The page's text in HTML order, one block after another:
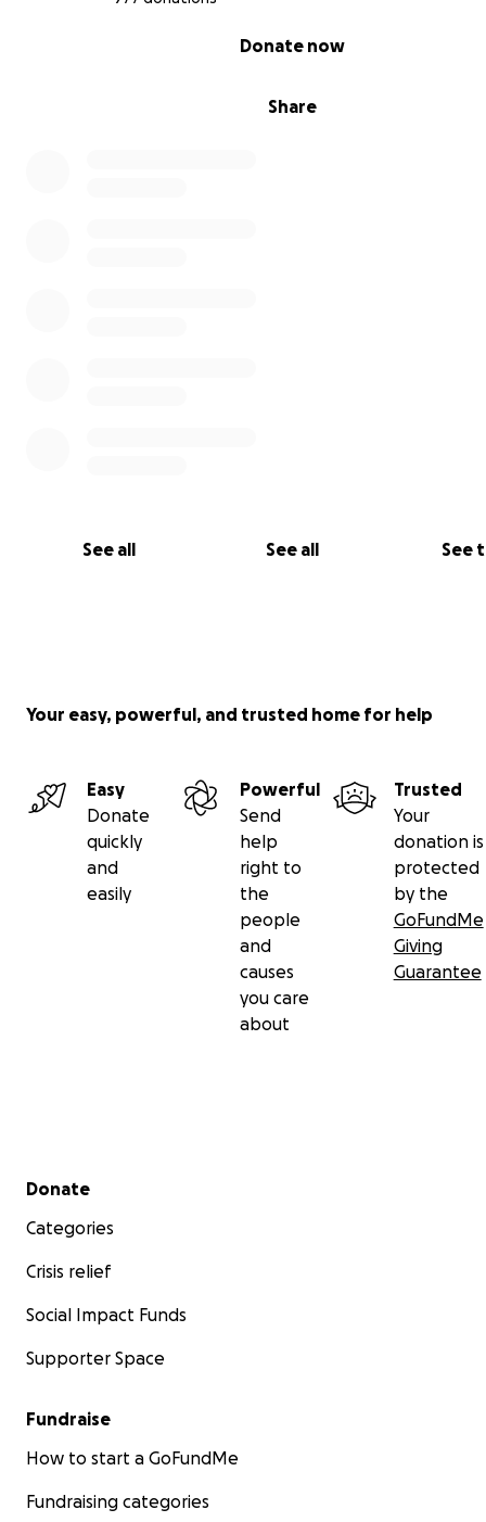
Share
Donate now
See all See all See
Your easy, powerful, and trusted home for help
Easy
Donate
quickly
and
easily
Powerful
Send
help
right to
the
people
and
causes
you care
about
Trusted
Your
donation is
protected
by the
GoFundMe
Giving
Guarantee
Secondary menu
Donate
Categories
Crisis relief
Social Impact Funds
Supporter Space
Fundraise
How to start a GoFundMe
Fundraising categories